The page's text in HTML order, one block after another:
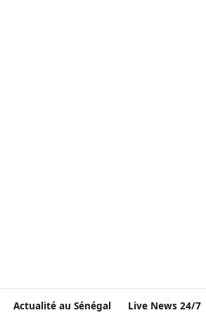
Actualité au Sénégal Live News 24/7